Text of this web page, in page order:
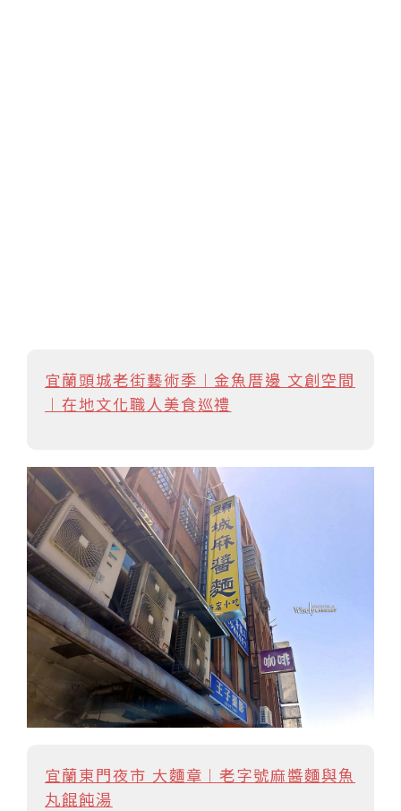
宜蘭頭城老街藝術季︱金魚厝邊 文創空間
︱在地文化職人美食巡禮
宜蘭東門夜市 大麵章︱老字號麻醬麵與魚
丸餛飩湯